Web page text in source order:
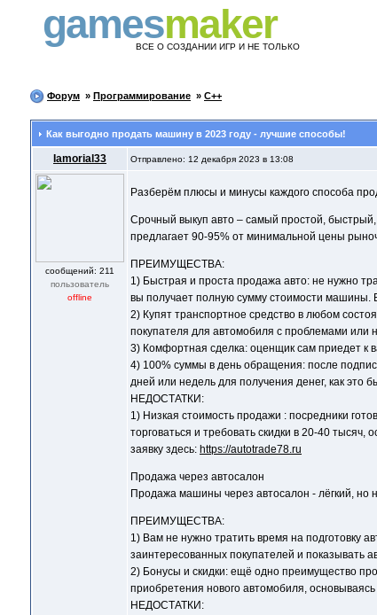
gamesmaker
ВСЕ О СОЗДАНИИ ИГР И НЕ ТОЛЬКО
Форум » Программирование » C++
Как выгодно продать машину в 2023 году - лучшие способы!
Iamorial33 Отправлено: 12 декабря 2023 в 13:08
cообщений: 211
пользователь
offline
Разберём плюсы и минусы каждого способа
Срочный выкуп авто – самый простой,
предлагает 90-95% от минимальной цены
ПРЕИМУЩЕСТВА:
1) Быстрая и проста продажа авто: не нужно
вы получает полную сумму стоимости машины.
2) Купят транспортное средство в любом
покупателя для автомобиля с проблемами или
3) Комфортная сделка: оценщик сам приедет к
4) 100% суммы в день обращения: после
дней или недель для получения денег, как это
НЕДОСТАТКИ:
1) Низкая стоимость продажи : посредники
торговаться и требовать скидки в 20-40
заявку здесь: https://autotrade78.ru
Продажа через автосалон
Продажа машины через автосалон - лёгкий, но
ПРЕИМУЩЕСТВА:
1) Вам не нужно тратить время на подготовку
заинтересованных покупателей и показывать
2) Бонусы и скидки: ещё одно преимущество
приобретения нового автомобиля,
НЕДОСТАТКИ: